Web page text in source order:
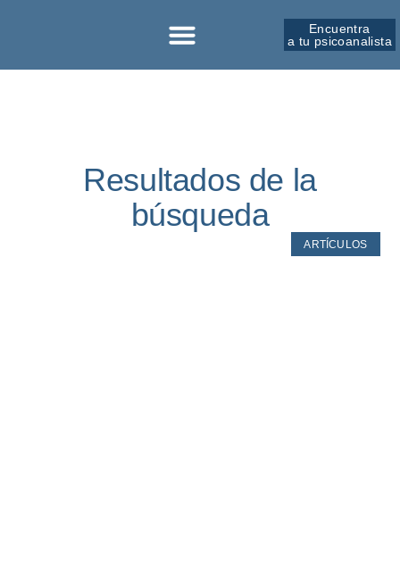
Encuentra
a tu psicoanalista
Resultados de la
búsqueda
ARTÍCULOS